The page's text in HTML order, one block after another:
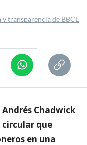
y transparencia de BBCL
Chadwick
que
en una